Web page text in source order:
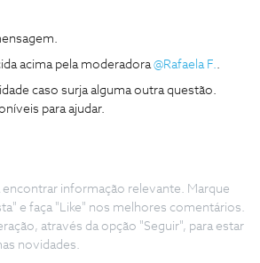
acima pela moderadora @Rafaela F..
caso surja alguma outra questão.
para ajudar.
encontrar informação relevante. Marque
e faça "Like" nos melhores comentários.
através da opção "Seguir", para estar
novidades.